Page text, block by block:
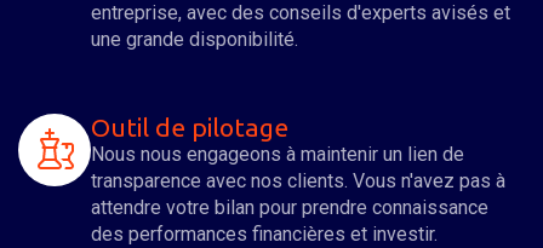
entreprise, avec des conseils d'experts avisés et
une grande disponibilité.
Outil de pilotage
Nous nous engageons à maintenir un lien de
transparence avec nos clients. Vous n'avez pas à
attendre votre bilan pour prendre connaissance
des performances financières et investir.